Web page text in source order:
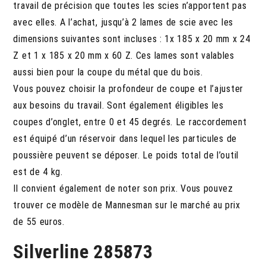
travail de précision que toutes les scies n’apportent pas
avec elles. A l’achat, jusqu’à 2 lames de scie avec les
dimensions suivantes sont incluses : 1x 185 x 20 mm x 24
Z et 1 x 185 x 20 mm x 60 Z. Ces lames sont valables
aussi bien pour la coupe du métal que du bois.
Vous pouvez choisir la profondeur de coupe et l’ajuster
aux besoins du travail. Sont également éligibles les
coupes d’onglet, entre 0 et 45 degrés. Le raccordement
est équipé d’un réservoir dans lequel les particules de
poussière peuvent se déposer. Le poids total de l’outil
est de 4 kg.
Il convient également de noter son prix. Vous pouvez
trouver ce modèle de Mannesman sur le marché au prix
de 55 euros.
Silverline 285873